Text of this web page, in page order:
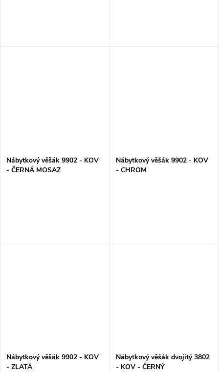
Nábytkový věšák 9902 - KOV
- ČERNÁ MOSAZ
Nábytkový věšák 9902 - KOV
- CHROM
Nábytkový věšák 9902 - KOV
- ZLATÁ
Nábytkový věšák dvojitý 3802
- KOV - ČERNÝ